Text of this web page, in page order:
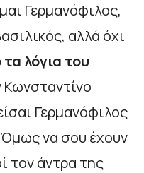
Γερμανόφιλος,
αλλά όχι
λόγια του
Κωνσταντίνο
Γερμανόφιλος
να σου έχουν
τον άντρα της